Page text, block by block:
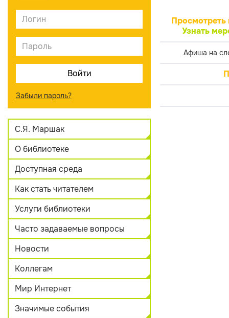
Забыли пароль?
С.Я. Маршак
О библиотеке
Доступная среда
Как стать читателем
Услуги библиотеки
Часто задаваемые вопросы
Новости
Коллегам
Мир Интернет
Значимые события
Просмотреть
Узнать
Афиша на